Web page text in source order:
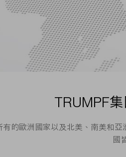
TRUMPF
的歐洲國家以及北美、南美和
國